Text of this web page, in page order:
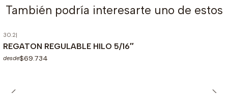
También podría interesarte uno de estos
Agotado
30.2|
REGATON REGULABLE HILO 5/16″
desde$69.734